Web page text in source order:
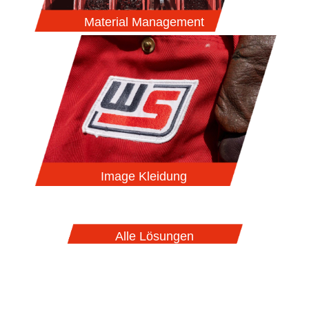
Material Management
Image Kleidung
Alle Lösungen